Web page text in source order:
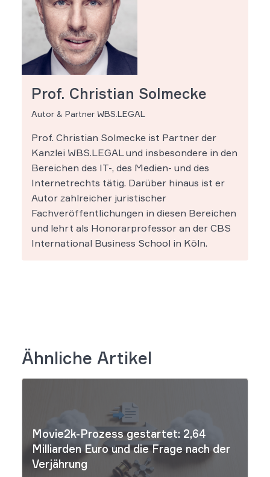
Prof. Christian Solmecke
Autor & Partner WBS.LEGAL
Prof. Christian Solmecke ist Partner der
Kanzlei WBS.LEGAL und insbesondere in den
Bereichen des IT-, des Medien- und des
Internetrechts tätig. Darüber hinaus ist er
Autor zahlreicher juristischer
Fachveröffentlichungen in diesen Bereichen
und lehrt als Honorarprofessor an der CBS
International Business School in Köln.
Ähnliche Artikel
Movie2k-Prozess gestartet: 2,64
Milliarden Euro und die Frage nach der
Verjährung